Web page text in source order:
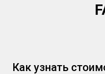
Как узнать